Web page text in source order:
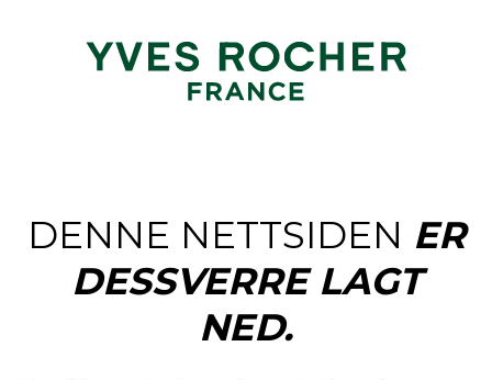
DENNE NETTSIDEN ER
DESSVERRE LAGT
NED.